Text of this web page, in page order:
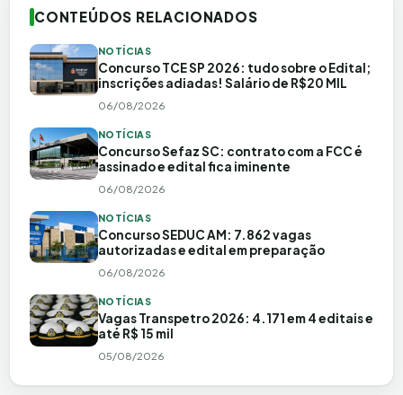
CONTEÚDOS RELACIONADOS
NOTÍCIAS
Concurso TCE SP 2026: tudo sobre o Edital;
inscrições adiadas! Salário de R$20 MIL
06/08/2026
NOTÍCIAS
Concurso Sefaz SC: contrato com a FCC é
assinado e edital fica iminente
06/08/2026
NOTÍCIAS
Concurso SEDUC AM: 7.862 vagas
autorizadas e edital em preparação
06/08/2026
NOTÍCIAS
Vagas Transpetro 2026: 4.171 em 4 editais e
até R$ 15 mil
05/08/2026